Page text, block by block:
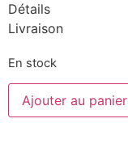
Détails
Livraison
En stock
Ajouter au panier